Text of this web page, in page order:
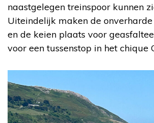
naastgelegen treinspoor kunnen
Uiteindelijk maken de
en de keien plaats voor
voor een tussenstop in het chique